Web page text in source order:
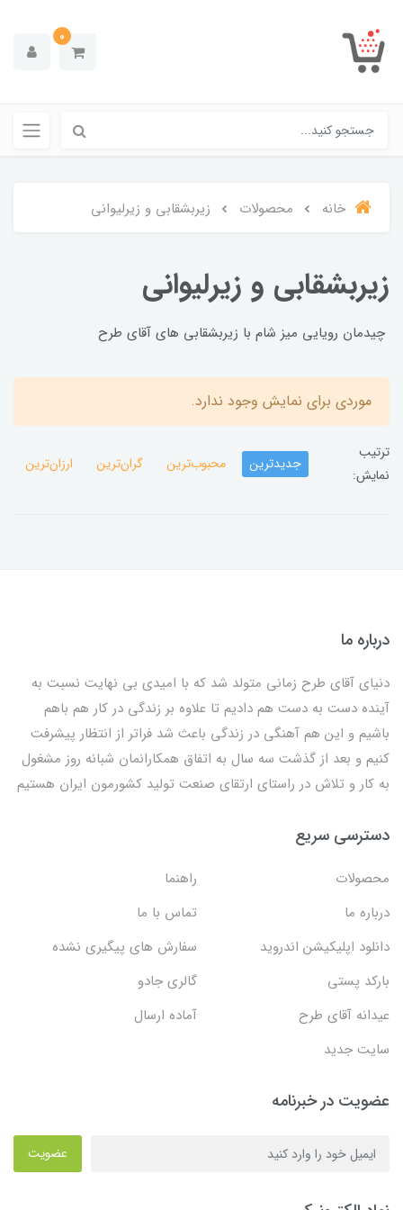
0
خانه محصولات زیربشقابی و زیرلیوانی
زیربشقابی و زیرلیوانی
چیدمان رویایی میز شام با زیربشقابی های آقای طرح
موردی برای نمایش وجود ندارد.
ترتیب
نمایش:
جدیدترین محبوب‌ترین گران‌ترین ارزان‌ترین
درباره ما
دنیای آقای طرح زمانی متولد شد که با امیدی بی نهایت نسبت به
آینده دست به دست هم دادیم تا علاوه بر زندگی در کار هم باهم
باشیم و این هم آهنگی در زندگی باعث شد فراتر از انتظار پیشرفت
کنیم و بعد از گذشت سه سال به اتفاق همکارانمان شبانه روز مشغول
به کار و تلاش در راستای ارتقای صنعت تولید کشورمون ایران هستیم
دسترسی سریع
محصولات
راهنما
درباره ما
تماس با ما
دانلود اپلیکیشن اندروید
سفارش های پیگیری نشده
بارکد پستی
گالری جادو
عیدانه آقای طرح
آماده ارسال
سایت جدید
عضویت در خبرنامه
عضویت